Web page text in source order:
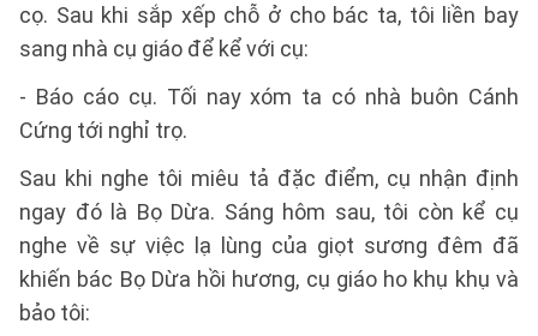
cọ. Sau khi sắp xếp chỗ ở cho bác ta, tôi liền bay
sang nhà cụ giáo để kể với cụ:
- Báo cáo cụ. Tối nay xóm ta có nhà buôn Cánh
Cứng tới nghỉ trọ.
Sau khi nghe tôi miêu tả đặc điểm, cụ nhận định
ngay đó là Bọ Dừa. Sáng hôm sau, tôi còn kể cụ
nghe về sự việc lạ lùng của giọt sương đêm đã
khiến bác Bọ Dừa hồi hương, cụ giáo ho khụ khụ và
bảo tôi: